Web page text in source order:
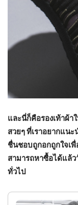
และนี่ก็คือรองเท้าผ้า
สวยๆ ที่เราอยากแน
ชื่นชอบถูกอกถูกใจเ
สามารถหาซื้อได้แล้
ทั่วไป